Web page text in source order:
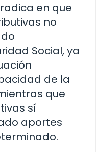
en que
no
Social, ya
de la
que
sí
aportes